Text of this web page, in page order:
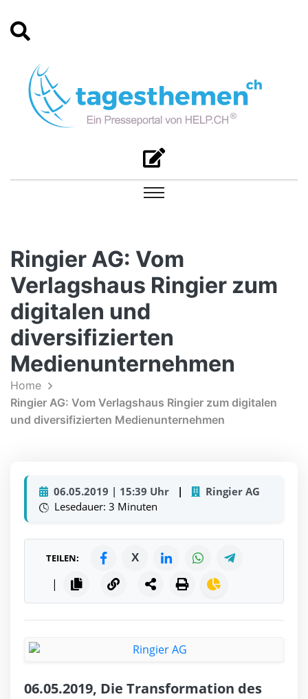
Ringier AG: Vom
Verlagshaus Ringier zum
digitalen und
diversifizierten
Medienunternehmen
Home
Ringier AG: Vom Verlagshaus Ringier zum digitalen
und diversifizierten Medienunternehmen
06.05.2019 | 15:39 Uhr |
Ringier AG
Lesedauer: 3 Minuten
TEILEN: X
|
06.05.2019, Die Transformation des